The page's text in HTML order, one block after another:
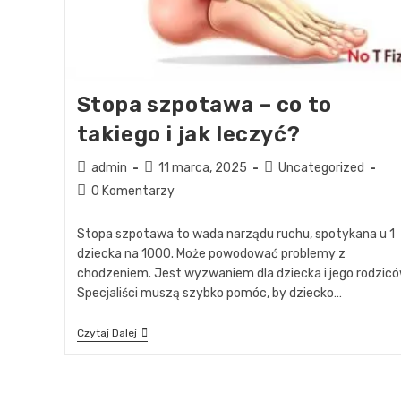
Stopa szpotawa – co to
takiego i jak leczyć?
admin 11 marca, 2025
Uncategorized
0 Komentarzy
Stopa szpotawa to wada narządu ruchu, spotykana u 1
dziecka na 1000. Może powodować problemy z
chodzeniem. Jest wyzwaniem dla dziecka i jego
Specjaliści muszą szybko pomóc, by dziecko…
Czytaj Dalej